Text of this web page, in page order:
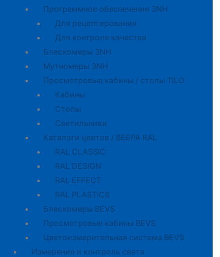
Программное обеспечение 3NH
Для рецептирования
Для контроля качества
Блескомеры 3NH
Мутномеры 3NH
Просмотровые кабины / столы TILO
Кабины
Cтолы
Светильники
Каталоги цветов / BEEPA RAL
RAL CLASSIC
RAL DESIGN
RAL EFFECT
RAL PLASTICS
Блескомеры BEVS
Просмотровые кабины BEVS
Цветоизмерительная система BEVS
Измерение и контроль света